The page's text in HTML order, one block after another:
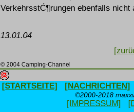
VerkehrsstĆ¶rungen ebenfalls nicht
13.01.04
© 2004 Camping-Channel
[STARTSEITE] [NACHRICHTEN]
©2000-2018
[IMPRESSUM]